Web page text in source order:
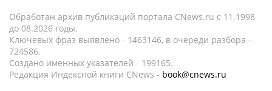
Обработан архив публикаций портала CNews.ru c 11.1998
до 08.2026 годы.
Ключевых фраз выявлено - 1463146, в очереди разбора -
724586.
Создано именных указателей - 199165.
Редакция Индексной книги CNews - book@cnews.ru